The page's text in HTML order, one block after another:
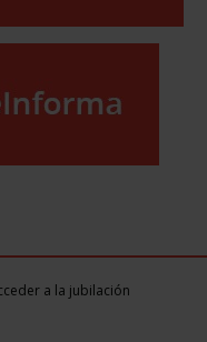
a la jubilación